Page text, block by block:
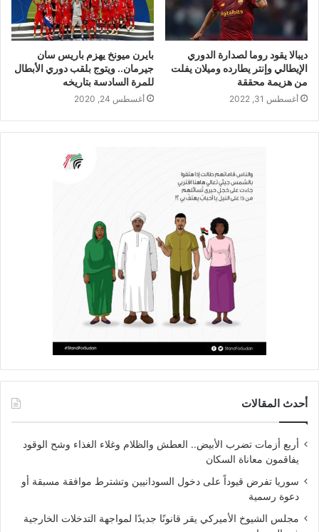
ديبالا يقود روما لصدارة الدوري
الإيطالي وإنتر يطارده وميلان يفلت
من هزيمة محققة
أغسطس 31, 2022
بايرن ميونخ يهزم باريس سان
جيرمان.. ويتوج بلقب دوري الأبطال
للمرة السادسة بتاريخه
أغسطس 24, 2020
أحدث المقالات
أربع أزمات تضرب الأبيض.. العطش والظلام وغلاء الغذاء وشح الوقود
يفاقمون معاناة السكان
سوريا تفرض قيوداً على دخول السودانيين وتشترط موافقة مسبقة أو
دعوة رسمية
مجلس الشيوخ الأميركي يقر قانونًا جديدًا لمواجهة التدخلات الخارجية